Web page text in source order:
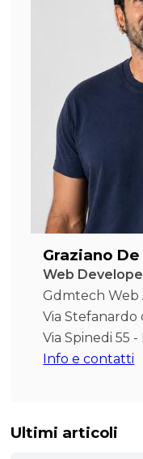
Graziano
Web
Gdmtech Web
Via Stefanardo
Via Spinedi 55
Info e contatti
Ultimi articoli